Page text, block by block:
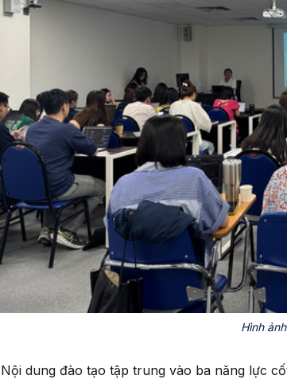
Hình
Nội dung đào tạo tập trung vào ba năng lực